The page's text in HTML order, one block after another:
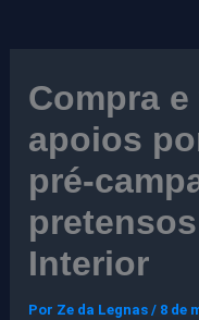
Compra
apoios
pré-
Interior
Por Ze da Legnas/ 8 de